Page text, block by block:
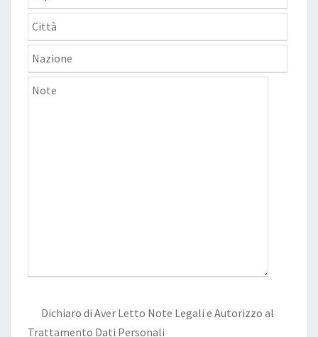
Dichiaro di Aver Letto Note Legali e Autorizzo al
Trattamento Dati Personali